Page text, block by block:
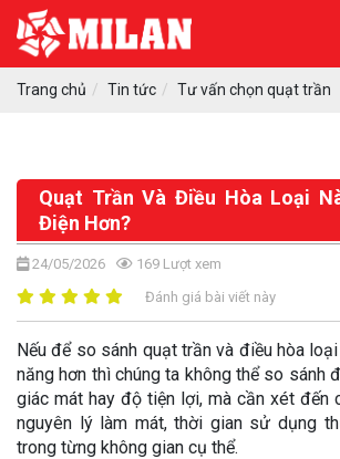
Trang chủ Tin tức Tư vấn chọn quạt trần
Quạt Trần Và Điều Hòa Loại
Điện Hơn?
24/05/2026 169 Lượt xem
Đánh giá bài viết này
Nếu để so sánh quạt trần và điều hòa
năng hơn thì chúng ta không thể so sánh
giác mát hay độ tiện lợi, mà cần xét đến
nguyên lý làm mát, thời gian sử dụng
trong từng không gian cụ thể.